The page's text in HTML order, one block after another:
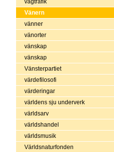
vägtrafik
Vänern
vänner
vänorter
vänskap
vänskap
Vänsterpartiet
värdefilosofi
värderingar
världens sju underverk
världsarv
världshandel
världsmusik
Världsnaturfonden